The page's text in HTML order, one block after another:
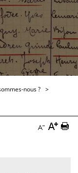
nous ?
Diminuer